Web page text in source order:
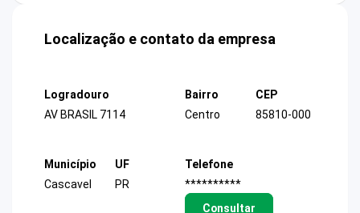
Localização e contato da empresa
Logradouro
AV BRASIL 7114
Bairro
Centro
CEP
85810-000
Município
Cascavel
UF
PR
Telefone
**********
Consultar